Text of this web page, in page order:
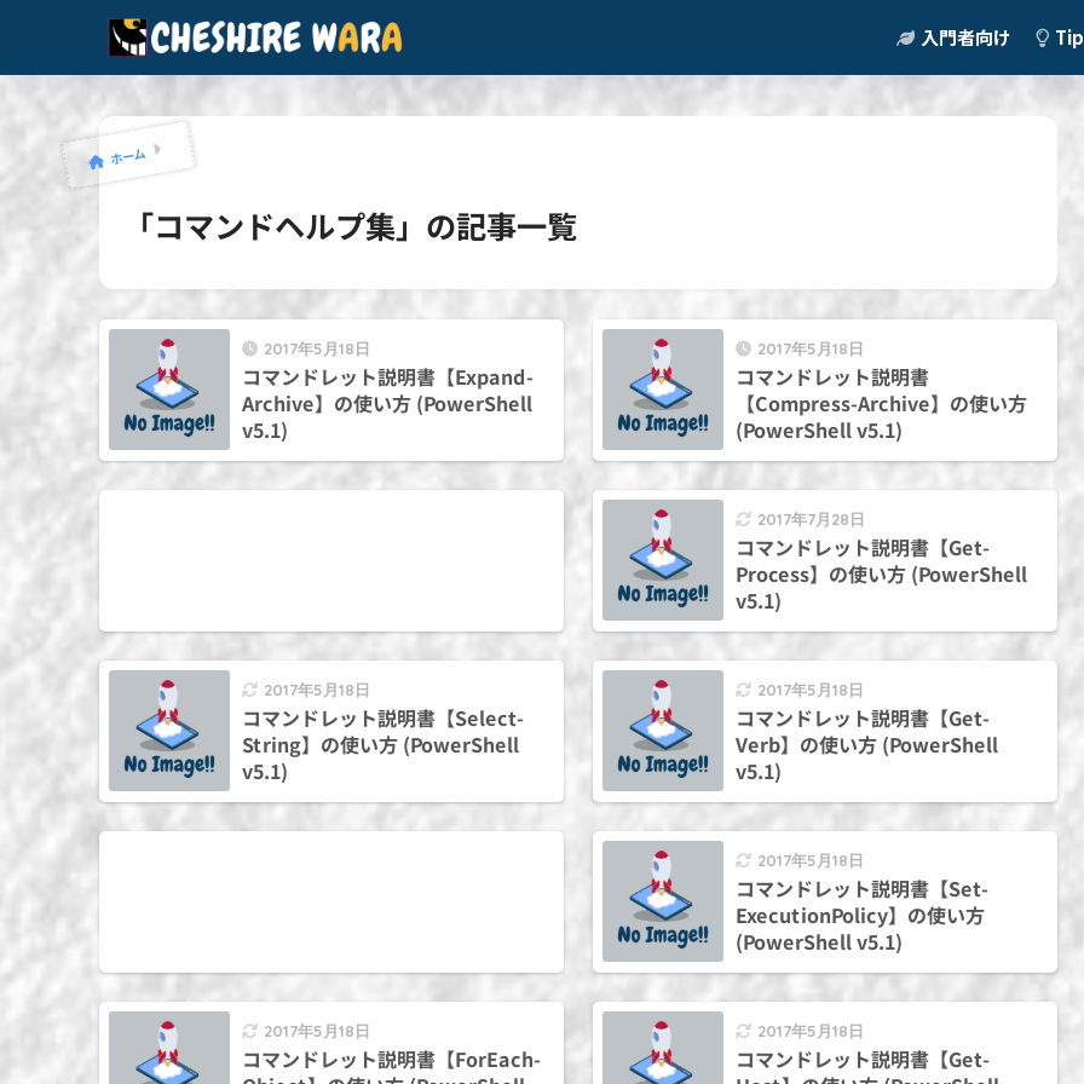
入門者向け
ホーム
「コマンドヘルプ集」の記事一覧
2017年5月18日
コマンドレット説明書【Expand-
Archive】の使い方 (PowerShell
v5.1)
2017年5月18日
コマンドレット説明書
【Compress-Archive】の使い方
(PowerShell v5.1)
2017年7月28日
コマンドレット説明書【Get-
Process】の使い方 (PowerShell
v5.1)
2017年5月18日
コマンドレット説明書【Select-
String】の使い方 (PowerShell
v5.1)
2017年5月18日
コマンドレット説明書【Get-
Verb】の使い方 (PowerShell
v5.1)
2017年5月18日
コマンドレット説明書【Set-
ExecutionPolicy】の使い方
(PowerShell v5.1)
2017年5月18日
コマンドレット説明書【ForEach-
2017年5月18日
コマンドレット説明書【Get-